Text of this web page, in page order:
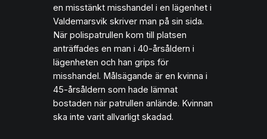
en misstänkt misshandel i en lägenhet i
Valdemarsvik skriver man på sin sida.
När polispatrullen kom till platsen
anträffades en man i 40-årsåldern i
lägenheten och han grips för
misshandel. Målsägande är en kvinna i
45-årsåldern som hade lämnat
bostaden när patrullen anlände. Kvinnan
ska inte varit allvarligt skadad.